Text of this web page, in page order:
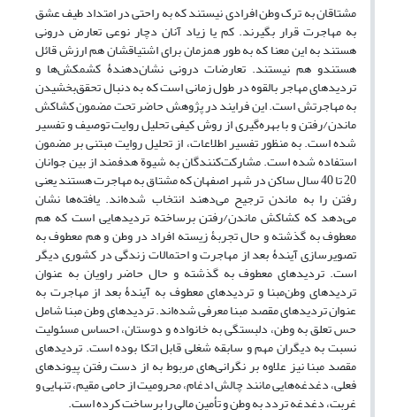
مشتاقان به ترک وطن افرادی نیستند که به راحتی در امتداد طیف عشق
به مهاجرت قرار بگیرند. کم یا زیاد آنان دچار نوعی تعارض درونی
هستند به این معنا که به طور همزمان برای اشتیاقشان هم ارزش قائل
هستندو هم نیستند. تعارضات درونی نشان‌دهندۀ کشمکش‌ها و
تردیدهای مهاجر بالقوه در طول زمانی است که به دنبال تحقق‌بخشیدن
به مهاجرتش است. این فرایند در پژوهش حاضر تحت مضمون کشاکش
ماندن/رفتن و با بهره‌گیری از روش کیفی تحلیل روایت توصیف و تفسیر
شده است. به منظور تفسیر اطلاعات، از تحلیل روایت مبتنی بر مضمون
استفاده شده است. مشارکت‌کنندگان به شیوة هدفمند از بین جوانان
20 تا 40 سال ساکن در شهر اصفهان که مشتاق به مهاجرت هستند یعنی
رفتن را به ماندن ترجیح می‌دهند انتخاب شده‌اند. یافته‌ها نشان
می‌دهد که کشاکش ماندن/رفتن برساخته تردید‌هایی است که هم
معطوف به گذشته و حال تجربۀ زیسته افراد در وطن و هم معطوف به
تصویرسازی آیندۀ بعد از مهاجرت و احتمالات زندگی در کشوری دیگر
است. تردیدهای معطوف به گذشته و حال حاضر راویان به عنوان
تردیدهای وطن‌مبنا و تردیدهای معطوف به آیندۀ بعد از مهاجرت به
عنوان تردیدهای مقصد مبنا معرفی شده‌اند. تردیدهای وطن مبنا شامل
حس تعلق به وطن، دلبستگی به خانواده و دوستان، احساس مسئولیت
نسبت به دیگران مهم و سابقه شغلی قابل اتکا بوده است. تردیدهای
مقصد مبنا نیز علاوه بر نگرانی‌های مربوط به از دست رفتن پیوندهای
فعلی، دغدغه‌هایی مانند چالش ادغام، محرومیت از حامی مقیم، تنهایی و
غربت، دغدغه تردد به وطن و تأمین مالی را برساخت کرده است.